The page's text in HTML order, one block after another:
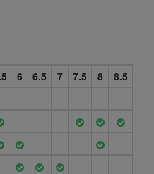
6 6.5 7 7.5 8
8.5